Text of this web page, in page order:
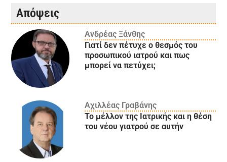
Απόψεις
Ανδρέας Ξάνθης
Γιατί δεν πέτυχε ο θεσμός του
προσωπικού ιατρού και πως
μπορεί να πετύχει;
Αχιλλέας Γραβάνης
Το μέλλον της Ιατρικής και η θέση
του νέου γιατρού σε αυτήν